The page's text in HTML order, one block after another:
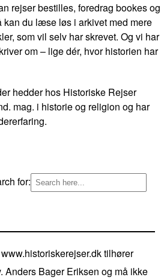
rejser bestilles, foredrag bookes og
kan du læse løs i arkivet med mere
som vil selv har skrevet. Og vi har
om – lige dér, hvor historien har
hedder hos Historiske Rejser
mag. i historie og religion og har
for:
tilhører
Anders Bager Eriksen og må ikke